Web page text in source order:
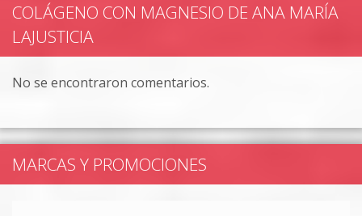
COLÁGENO CON MAGNESIO DE ANA MARÍA
LAJUSTICIA
No se encontraron comentarios.
MARCAS Y PROMOCIONES